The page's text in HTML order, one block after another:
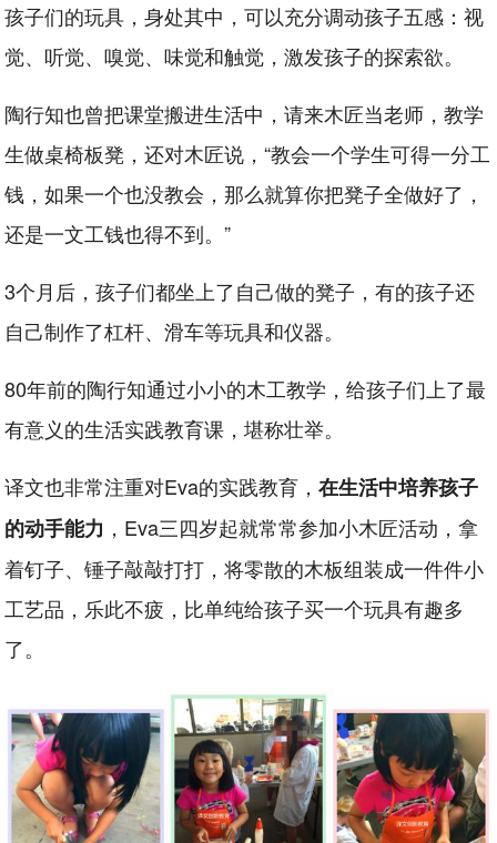
孩子们的玩具，身处其中，可以充分调动孩子五感：视
觉、听觉、嗅觉、味觉和触觉，激发孩子的探索欲。
陶行知也曾把课堂搬进生活中，请来木匠当老师，教学
生做桌椅板凳，还对木匠说，“教会一个学生可得一分工
钱，如果一个也没教会，那么就算你把凳子全做好了，
还是一文工钱也得不到。”
3个月后，孩子们都坐上了自己做的凳子，有的孩子还
自己制作了杠杆、滑车等玩具和仪器。
80年前的陶行知通过小小的木工教学，给孩子们上了最
有意义的生活实践教育课，堪称壮举。
译文也非常注重对Eva的实践教育，在生活中培养孩子
的动手能力 ，Eva三四岁起就常常参加小木匠活动，拿
着钉子、锤子敲敲打打，将零散的木板组装成一件件小
工艺品，乐此不疲，比单纯给孩子买一个玩具有趣多
了。